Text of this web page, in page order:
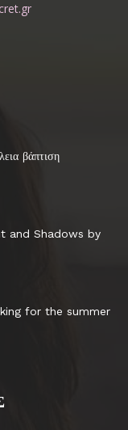
βάπτιση
and Shadows by
for the summer